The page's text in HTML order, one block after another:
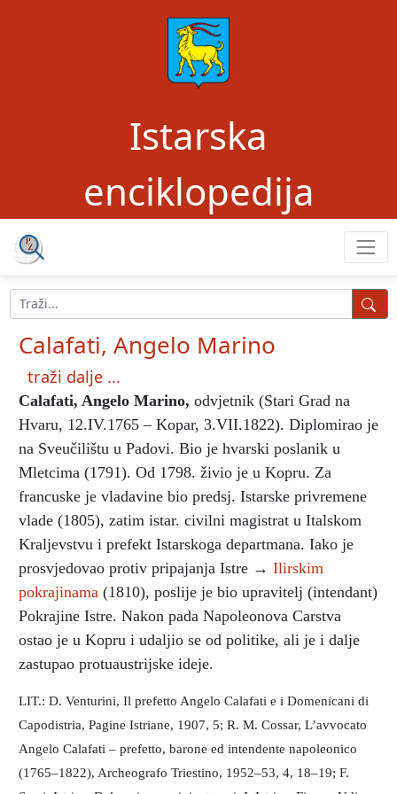
Istarska
enciklopedija
Calafati, Angelo Marino
traži dalje ...
Calafati, Angelo Marino, odvjetnik (Stari Grad na
Hvaru, 12.IV.1765 – Kopar, 3.VII.1822). Diplomirao je
na Sveučilištu u Padovi. Bio je hvarski poslanik u
Mletcima (1791). Od 1798. živio je u Kopru. Za
francuske je vladavine bio predsj. Istarske privremene
vlade (1805), zatim istar. civilni magistrat u Italskom
Kraljevstvu i prefekt Istarskoga departmana. Iako je
prosvjedovao protiv pripajanja Istre → Ilirskim
pokrajinama (1810), poslije je bio upravitelj (intendant)
Pokrajine Istre. Nakon pada Napoleonova Carstva
ostao je u Kopru i udaljio se od politike, ali je i dalje
zastupao protuaustrijske ideje.
LIT.: D. Venturini, Il prefetto Angelo Calafati e i Domenicani di
Capodistria, Pagine Istriane, 1907, 5; R. M. Cossar, L’avvocato
Angelo Calafati – prefetto, barone ed intendente napoleonico
(1765–1822), Archeografo Triestino, 1952–53, 4, 18–19; F.